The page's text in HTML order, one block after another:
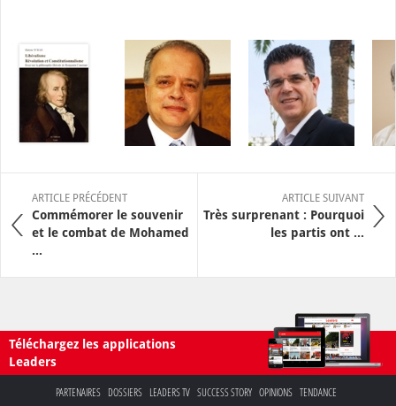
ARTICLE PRÉCÉDENT
Commémorer le souvenir
et le combat de Mohamed
...
ARTICLE SUIVANT
Très surprenant : Pourquoi
les partis ont ...
Téléchargez les applications
Leaders
PARTENAIRES DOSSIERS LEADERS TV SUCCESS STORY OPINIONS TENDANCE